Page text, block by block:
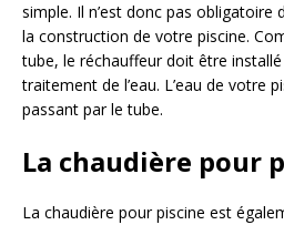
simple. Il n’est donc pas obligatoire
la construction de votre piscine.
tube, le réchauffeur doit être
traitement de l’eau. L’eau de votre
passant par le tube.
La chaudière pour
La chaudière pour piscine est